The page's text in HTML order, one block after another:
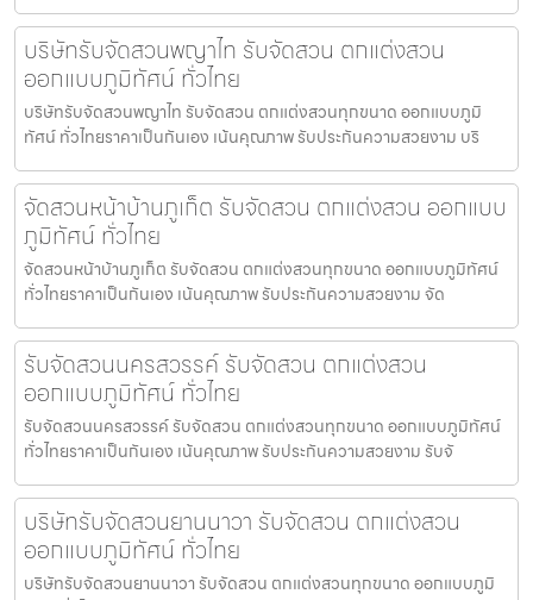
บริษัทรับจัดสวนพญาไท รับจัดสวน ตกแต่งสวน
ออกแบบภูมิทัศน์ ทั่วไทย
บริษัทรับจัดสวนพญาไท รับจัดสวน ตกแต่งสวนทุกขนาด ออกแบบภูมิ
ทัศน์ ทั่วไทยราคาเป็นกันเอง เน้นคุณภาพ รับประกันความสวยงาม บริ
จัดสวนหน้าบ้านภูเก็ต รับจัดสวน ตกแต่งสวน ออกแบบ
ภูมิทัศน์ ทั่วไทย
จัดสวนหน้าบ้านภูเก็ต รับจัดสวน ตกแต่งสวนทุกขนาด ออกแบบภูมิทัศน์
ทั่วไทยราคาเป็นกันเอง เน้นคุณภาพ รับประกันความสวยงาม จัด
รับจัดสวนนครสวรรค์ รับจัดสวน ตกแต่งสวน
ออกแบบภูมิทัศน์ ทั่วไทย
รับจัดสวนนครสวรรค์ รับจัดสวน ตกแต่งสวนทุกขนาด ออกแบบภูมิทัศน์
ทั่วไทยราคาเป็นกันเอง เน้นคุณภาพ รับประกันความสวยงาม รับจั
บริษัทรับจัดสวนยานนาวา รับจัดสวน ตกแต่งสวน
ออกแบบภูมิทัศน์ ทั่วไทย
บริษัทรับจัดสวนยานนาวา รับจัดสวน ตกแต่งสวนทุกขนาด ออกแบบภูมิ